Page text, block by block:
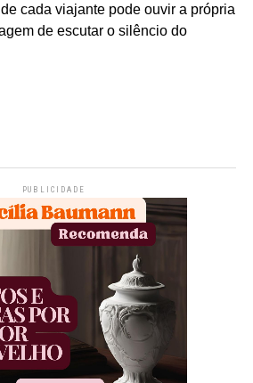
cada viajante pode ouvir a própria
de escutar o silêncio do
PUBLICIDADE